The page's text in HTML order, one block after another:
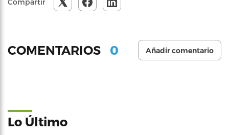
Compartir
COMENTARIOS 0 Añadir comentario
Lo Último